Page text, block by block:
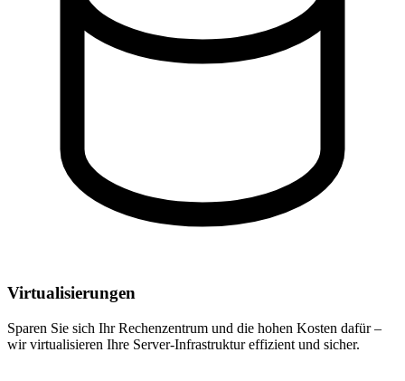
Virtualisierungen
Sparen Sie sich Ihr Rechenzentrum und die hohen Kosten dafür –
wir virtualisieren Ihre Server-Infrastruktur effizient und sicher.